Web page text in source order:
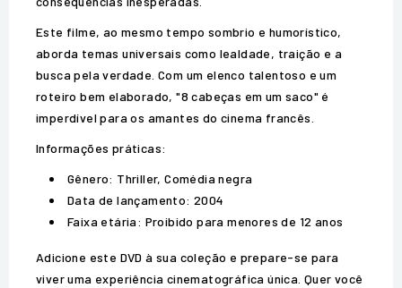
Este filme, ao mesmo tempo sombrio e humorístico,
aborda temas universais como lealdade, traição e a
busca pela verdade. Com um elenco talentoso e um
roteiro bem elaborado, "8 cabeças em um saco" é
imperdível para os amantes do cinema francês.
Informações práticas:
Gênero: Thriller, Comédia negra
Data de lançamento: 2004
Faixa etária: Proibido para menores de 12 anos
Adicione este DVD à sua coleção e prepare-se para
viver uma experiência cinematográfica única. Quer você